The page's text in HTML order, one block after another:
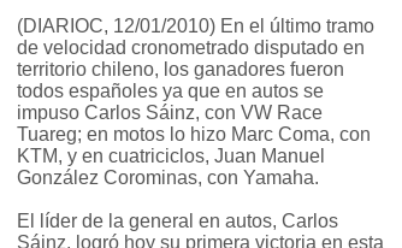
(DIARIOC, 12/01/2010) En el último tramo
de velocidad cronometrado disputado en
territorio chileno, los ganadores fueron
todos españoles ya que en autos se
impuso Carlos Sáinz, con VW Race
Tuareg; en motos lo hizo Marc Coma, con
KTM, y en cuatriciclos, Juan Manuel
González Corominas, con Yamaha.
El líder de la general en autos, Carlos
Sáinz, logró hoy su primera victoria en esta